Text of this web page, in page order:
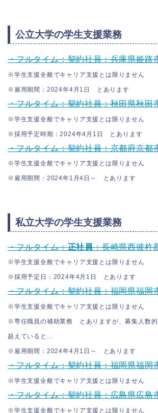
公立大学の学生支援業務
・フルタイム：契約社員：兵庫県姫路
※学生支援全般でキャリア支援とは限りません
※雇用期間：2024年4月1日 とあります
・フルタイム：契約社員：秋田県秋田
※学生支援全般でキャリア支援とは限りません
※採用予定時期：2024年4月1日 とあります
・フルタイム：契約社員：京都府京都
※学生支援全般でキャリア支援とは限りません
※雇用期間：2024年1月4日～ とあります
私立大学の学生支援業務
・フルタイム：正社員：長崎県西彼杵
※学生支援全般でキャリア支援とは限りません
※採用予定日：2024年4月1日 とあります
・フルタイム：契約社員：福岡県福岡
※学生支援全般でキャリア支援とは限りません
※専任職員の補助業務 とありますが、募集人数的
超えていると…
※雇用期間：2024年4月1日～ とあります
・フルタイム：契約社員：福岡県福岡
※学生支援全般でキャリア支援とは限りません
・フルタイム：契約社員：広島県広島
※学生支援全般でキャリア支援とは限りません